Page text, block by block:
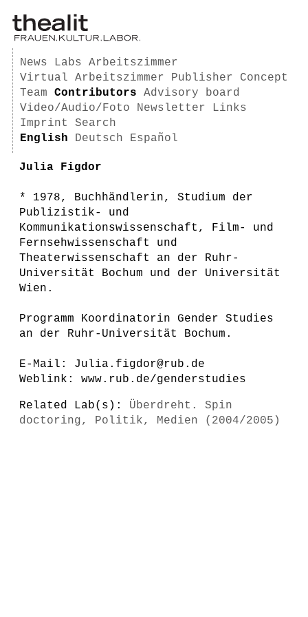
News Labs
Arbeitszimmer
Virtual Arbeitszimmer
Publisher
Concept
Team
Contributors
Advisory board
Video/Audio/Foto
Newsletter
Links
Imprint
Search
English
Deutsch Español
Julia Figdor
* 1978, Buchhändlerin, Studium der
Publizistik- und
Kommunikationswissenschaft, Film- und
Fernsehwissenschaft und
Theaterwissenschaft an der Ruhr-
Universität Bochum und der Universität
Wien.
Programm Koordinatorin Gender Studies
an der Ruhr-Universität Bochum.
E-Mail: Julia.figdor@rub.de
Weblink: www.rub.de/genderstudies
Related Lab(s): Überdreht. Spin
doctoring, Politik, Medien (2004/2005)